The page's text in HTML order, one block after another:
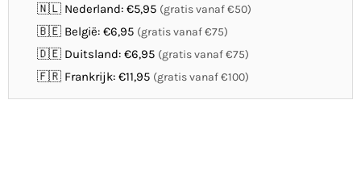
🇳🇱 Nederland: €5,95 (gratis vanaf €50)
🇧🇪 België: €6,95 (gratis vanaf €75)
🇩🇪 Duitsland: €6,95 (gratis vanaf €75)
🇫🇷 Frankrijk: €11,95 (gratis vanaf €100)